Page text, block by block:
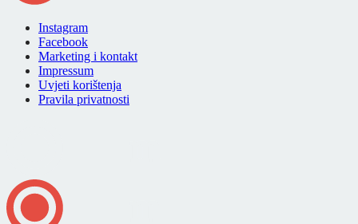
Instagram
Facebook
Marketing i kontakt
Impressum
Uvjeti korištenja
Pravila privatnosti